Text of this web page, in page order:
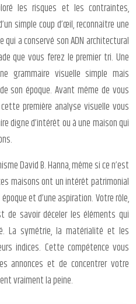
les risques et les contraintes,
simple coup d’œil, reconnaître une
qui a conservé son ADN architectural
que vous ferez le premier tri. Une
grammaire visuelle simple mais
son époque. Avant même de vous
première analyse visuelle vous
digne d’intérêt ou à une maison qui
David B. Hanna, même si ce n’est
maisons ont un intérêt patrimonial
et d’une aspiration. Votre rôle,
de savoir déceler les éléments qui
La symétrie, la matérialité et les
indices. Cette compétence vous
annonces et de concentrer votre
vraiment la peine.